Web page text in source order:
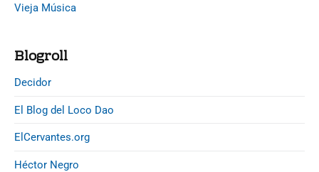
Vieja Música
Blogroll
Decidor
El Blog del Loco Dao
ElCervantes.org
Héctor Negro